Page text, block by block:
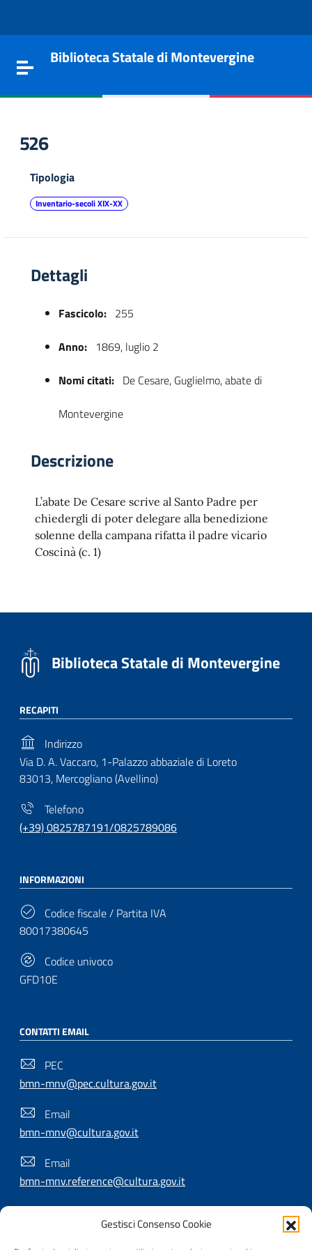
Gestisci Consenso Cookie
Toggle navigation
Biblioteca Statale di Montevergine
526
Tipologia
Inventario-secoli XIX-XX
Dettagli
Fascicolo: 255
Anno: 1869, luglio 2
Nomi citati: De Cesare, Guglielmo, abate di
Montevergine
Descrizione
L’abate De Cesare scrive al Santo Padre per
chiedergli di poter delegare alla benedizione
solenne della campana rifatta il padre vicario
Coscinà (c. 1)
Biblioteca Statale di Montevergine
RECAPITI
Indirizzo
Via D. A. Vaccaro, 1-Palazzo abbaziale di Loreto
83013, Mercogliano (Avellino)
Telefono
(+39) 0825787191/0825789086
INFORMAZIONI
Codice fiscale / Partita IVA
80017380645
Codice univoco
GFD10E
CONTATTI EMAIL
PEC
bmn-mnv@pec.cultura.gov.it
Email
bmn-mnv@cultura.gov.it
Email
bmn-mnv.reference@cultura.gov.it